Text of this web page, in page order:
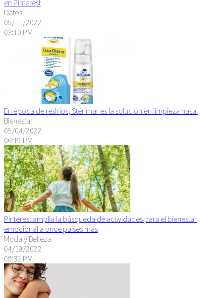
en Pinterest
Datos
05/11/2022
03:10 PM
En época de resfríos, Stérimar es la solución en limpieza nasal
Bienestar
05/04/2022
06:19 PM
Pinterest amplía la búsqueda de actividades para el bienestar
emocional a once países más
Moda y Belleza
04/19/2022
08:32 PM